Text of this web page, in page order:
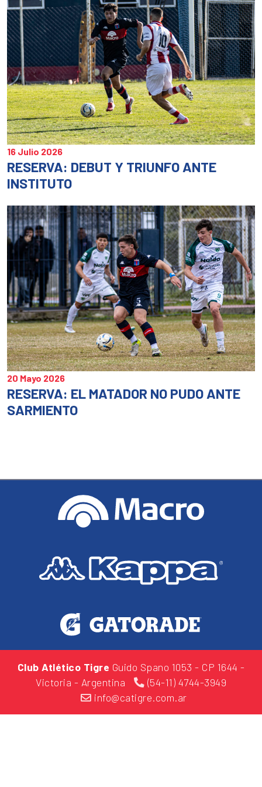
16 Julio 2026
RESERVA: DEBUT Y TRIUNFO ANTE
INSTITUTO
20 Mayo 2026
RESERVA: EL MATADOR NO PUDO ANTE
SARMIENTO
Club Atlético Tigre Guido Spano 1053 - CP 1644 -
Victoria - Argentina
(54-11) 4744-3949
info@catigre.com.ar